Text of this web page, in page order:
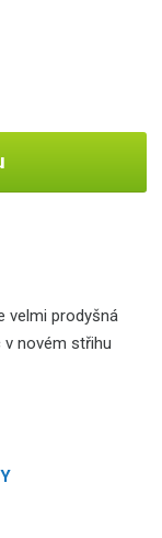
velmi prodyšná
novém střihu